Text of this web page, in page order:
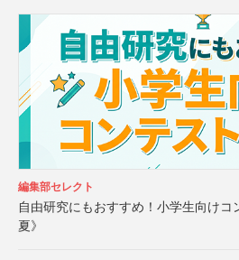
編集部セレクト
自由研究にもおすすめ！小学生向けコ
夏》